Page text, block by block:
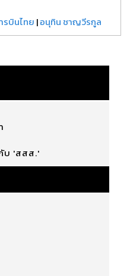
รบินไทย |อนุทิน ชาญวีรกูล
บ 'สสส.'